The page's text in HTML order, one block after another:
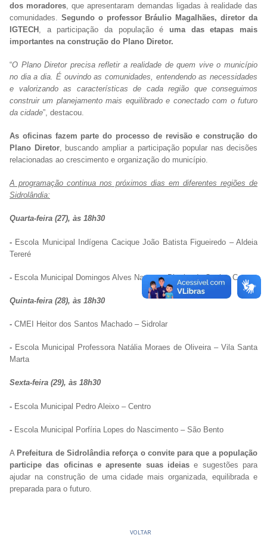
dos moradores , que apresentaram demandas ligadas à realidade das
comunidades. Segundo o professor Bráulio Magalhães, diretor da
IGTECH , a participação da população é uma das etapas mais
importantes na construção do Plano Diretor.
“O Plano Diretor precisa refletir a realidade de quem vive o município
no dia a dia. É ouvindo as comunidades, entendendo as necessidades
e valorizando as características de cada região que conseguimos
construir um planejamento mais equilibrado e conectado com o futuro
da cidade”, destacou.
As oficinas fazem parte do processo de revisão e construção do
Plano Diretor, buscando ampliar a participação popular nas decisões
relacionadas ao crescimento e organização do município.
A programação continua nos próximos dias em diferentes regiões de
Sidrolândia:
Quarta-feira (27), às 18h30
- Escola Municipal Indígena Cacique João Batista Figueiredo – Aldeia
Tereré
- Escola Municipal Domingos Alves Nantes – Distrito do Quebra Coco
Quinta-feira (28), às 18h30
- CMEI Heitor dos Santos Machado – Sidrolar
- Escola Municipal Professora Natália Moraes de Oliveira – Vila Santa
Marta
Sexta-feira (29), às 18h30
- Escola Municipal Pedro Aleixo – Centro
- Escola Municipal Porfíria Lopes do Nascimento – São Bento
A Prefeitura de Sidrolândia reforça o convite para que a população
participe das oficinas e apresente suas ideias e sugestões para
ajudar na construção de uma cidade mais organizada, equilibrada e
preparada para o futuro.
VOLTAR